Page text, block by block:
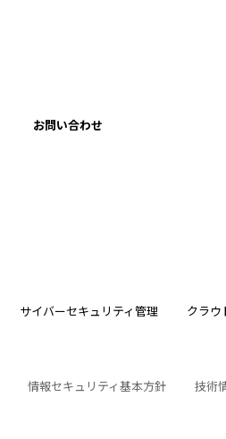
お問い合わせ
サイバーセキュリティ管理
クラウ
情報セキュリティ基本方針 技術